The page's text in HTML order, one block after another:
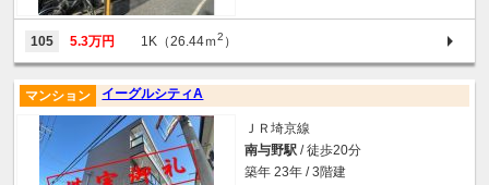
105 5.3万円 1K（26.44ｍ2 ）
イーグルシティA
マンション
ＪＲ埼京線
南与野駅 / 徒歩20分
築年 23年 / 3階建